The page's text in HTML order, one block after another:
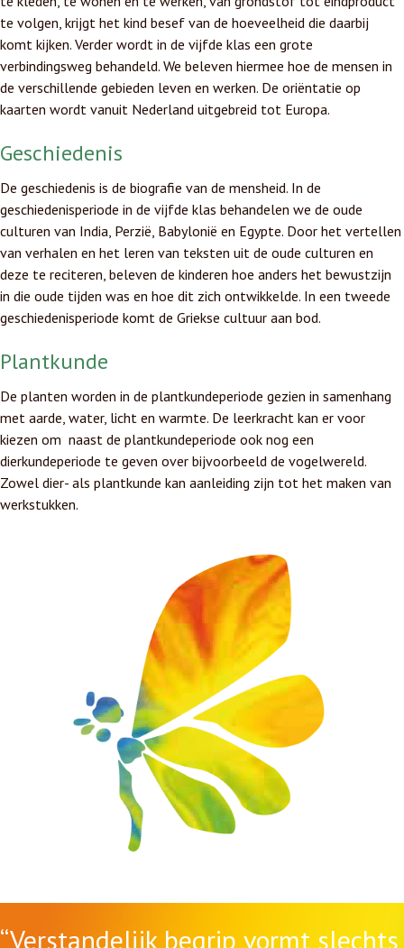
te volgen, krijgt het kind besef van de hoeveelheid die daarbij
komt kijken. Verder wordt in de vijfde klas een grote
verbindingsweg behandeld. We beleven hiermee hoe de mensen in
de verschillende gebieden leven en werken. De oriëntatie op
kaarten wordt vanuit Nederland uitgebreid tot Europa.
Geschiedenis
De geschiedenis is de biografie van de mensheid. In de
geschiedenisperiode in de vijfde klas behandelen we de oude
culturen van India, Perzië, Babylonië en Egypte. Door het vertellen
van verhalen en het leren van teksten uit de oude culturen en
deze te reciteren, beleven de kinderen hoe anders het bewustzijn
in die oude tijden was en hoe dit zich ontwikkelde. In een tweede
geschiedenisperiode komt de Griekse cultuur aan bod.
Plantkunde
De planten worden in de plantkundeperiode gezien in samenhang
met aarde, water, licht en warmte. De leerkracht kan er voor
kiezen om naast de plantkundeperiode ook nog een
dierkundeperiode te geven over bijvoorbeeld de vogelwereld.
Zowel dier- als plantkunde kan aanleiding zijn tot het maken van
werkstukken.
“Verstandelijk begrip vormt slechts